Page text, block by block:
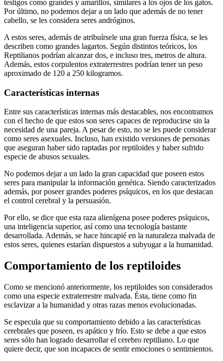
testigos como grandes y amarillos, similares a los ojos de los gatos.
Por último, no podemos dejar a un lado que además de no tener
cabello, se les considera seres andróginos.
A estos seres, además de atribuírsele una gran fuerza física, se les
describen como grandes lagartos. Según distintos teóricos, los
Reptilianos podrían alcanzar dos, e incluso tres, metros de altura.
Además, estos corpulentos extraterrestres podrían tener un peso
aproximado de 120 a 250 kilogramos.
Características internas
Entre sus características internas más destacables, nos encontramos
con el hecho de que estos son seres capaces de reproducirse sin la
necesidad de una pareja. A pesar de esto, no se les puede considerar
como seres asexuales. Incluso, han existido versiones de personas
que aseguran haber sido raptadas por reptiloides y haber sufrido
especie de abusos sexuales.
No podemos dejar a un lado la gran capacidad que poseen estos
seres para manipular la información genética. Siendo caracterizados
además, por poseer grandes poderes psíquicos, en los que destacan
el control cerebral y la persuasión.
Por ello, se dice que esta raza alienígena posee poderes psíquicos,
una inteligencia superior, así como una tecnología bastante
desarrollada. Además, se hace hincapié en la naturaleza malvada de
estos seres, quienes estarían dispuestos a subyugar a la humanidad.
Comportamiento de los reptiloides
Como se mencionó anteriormente, los reptiloides son considerados
como una especie extraterrestre malvada. Ésta, tiene como fin
esclavizar a la humanidad y otras razas menos evolucionadas.
Se especula que su comportamiento debido a las características
cerebrales que poseen, es apático y frío. Esto se debe a que estos
seres sólo han logrado desarrollar el cerebro reptiliano. Lo que
quiere decir, que son incapaces de sentir emociones o sentimientos.